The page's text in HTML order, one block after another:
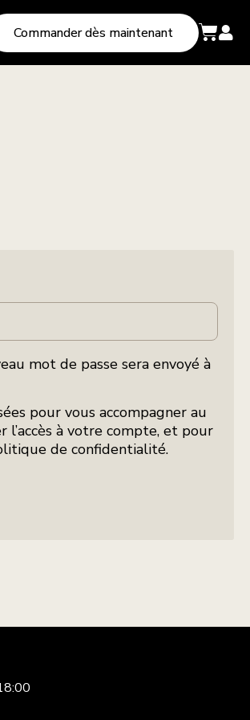
Commander dès maintenant
mot de passe sera envoyé à
pour vous accompagner au
à votre compte, et pour
de confidentialité.